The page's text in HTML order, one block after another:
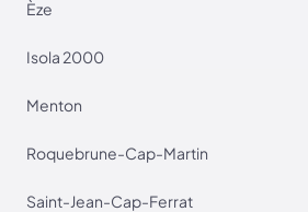
Èze
Isola 2000
Menton
Roquebrune-Cap-Martin
Saint-Jean-Cap-Ferrat